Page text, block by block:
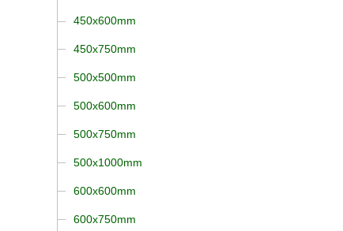
450x600mm
450x750mm
500x500mm
500x600mm
500x750mm
500x1000mm
600x600mm
600x750mm